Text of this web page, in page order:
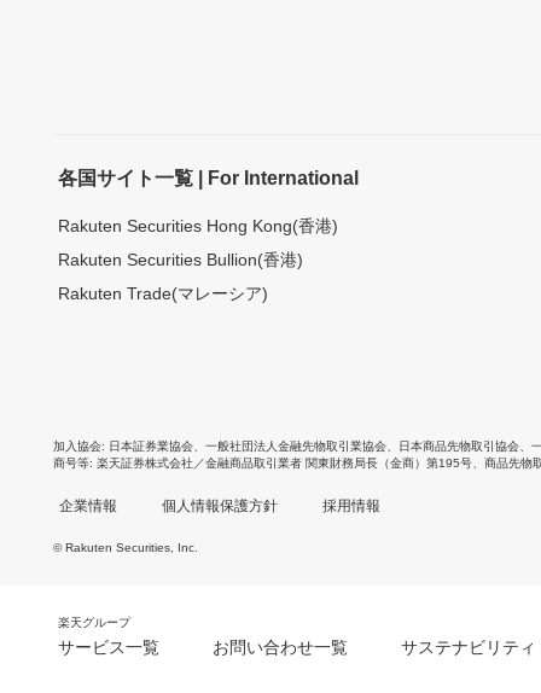
各国サイト一覧 | For International
Rakuten Securities Hong Kong(香港)
Rakuten Securities Bullion(香港)
Rakuten Trade(マレーシア)
加入協会 日本証券業協会 一般社団法人金融先物取引業協会 日本商品先物取引協会
商号等 楽天証券株式会社／金融商品取引業者 関東財務局長（金商）第195号、商品先物
企業情報 個人情報保護方針 採用情報
© Rakuten Securities, Inc.
楽天グループ
サービス一覧 お問い合わせ一覧 サステナビリティ